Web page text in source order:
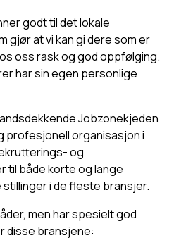
godt til det lokale
gjør at vi kan gi dere som er
oss rask og god oppfølging.
har sin egen personlige
Jobzonekjeden
profesjonell organisasjon i
og
til både korte og lange
i de fleste bransjer.
men har spesielt god
disse bransjene: